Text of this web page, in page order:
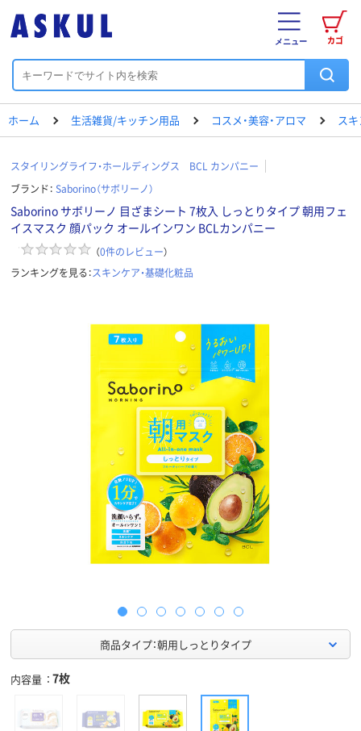
カゴ
メニュー
ホーム 生活雑貨/キッチン用品 コスメ・美容・アロマ ス
スタイリングライフ・ホールディングス BCL カンパニー
ブランド： Saborino（サボリーノ）
Saborino サボリーノ 目ざまシート 7枚入 しっとりタイプ 朝用フェ
イスマスク 顔パック オールインワン BCLカンパニー
（0件のレビュー）
ランキングを見る：スキンケア・基礎化粧品
商品タイプ：朝用しっとりタイプ
内容量 7枚